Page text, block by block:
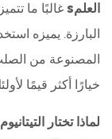
العلمs
غالبًا ما
البارزة. يميزه
المصنوعة من الصلب
خيارًا أكثر قيمًا
لماذا تختار